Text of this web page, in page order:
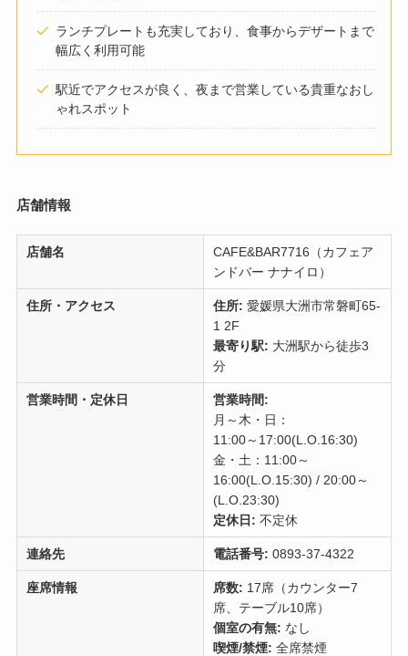
ランチプレートも充実しており、食事からデザートまで
幅広く利用可能
駅近でアクセスが良く、夜まで営業している貴重なおし
ゃれスポット
店舗情報
店舗名
CAFE&BAR7716（カフェア
ンドバー ナナイロ）
住所・アクセス 住所: 愛媛県大洲市常磐町65-
1 2F
最寄り駅: 大洲駅から徒歩3
分
営業時間・定休日
営業時間:
月～木・日：
11:00～17:00(L.O.16:30)
金・土：11:00～
16:00(L.O.15:30) / 20:00～
(L.O.23:30)
定休日: 不定休
連絡先 電話番号: 0893-37-4322
座席情報 席数: 17席（カウンター7
席、テーブル10席）
個室の有無: なし
喫煙/禁煙: 全席禁煙